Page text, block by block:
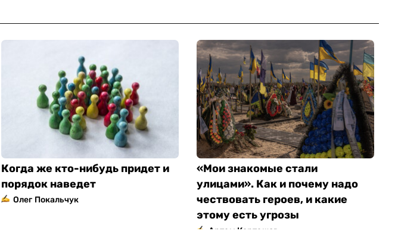
Когда же кто-нибудь придет и
порядок наведет
Олег Покальчук
«Мои знакомые стали
улицами». Как и почему надо
чествовать героев, и какие
этому есть угрозы